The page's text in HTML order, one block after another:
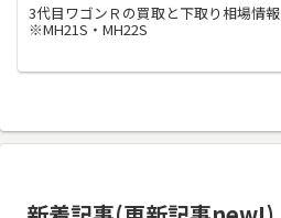
3代目ワゴンＲの買取と下取り相場情報
※MH21S・MH22S